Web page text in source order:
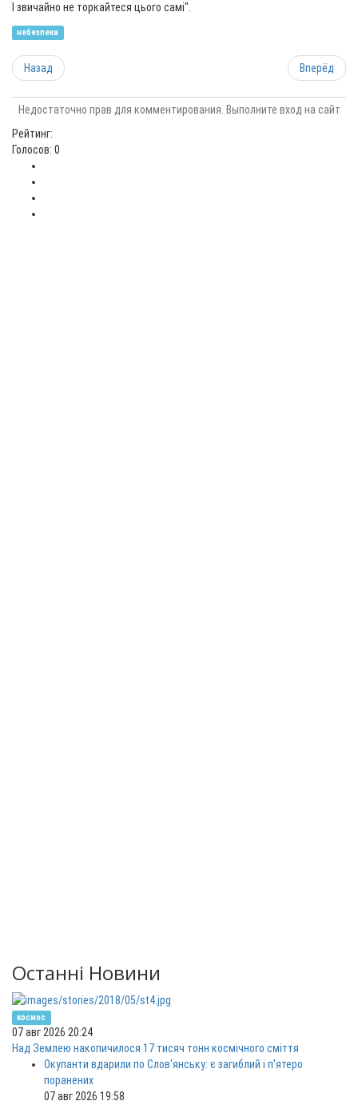
І звичайно не торкайтеся цього самі".
небезпека
Назад Вперёд
Недостаточно прав для комментирования. Выполните вход на сайт
Рейтинг:
Голосов: 0
Останні Новини
космос
07 авг 2026 20:24
Над Землею накопичилося 17 тисяч тонн космічного сміття
Окупанти вдарили по Слов'янську: є загиблий і п'ятеро
поранених
07 авг 2026 19:58